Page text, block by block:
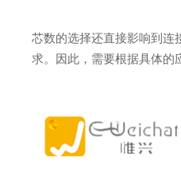
芯数的选择还直接影响到连
求。因此，需要根据具体的